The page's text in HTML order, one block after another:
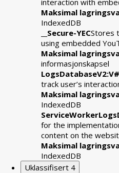
Maksimal
IndexedDB
__Secure-YECStores
using embedded
Maksimal
informasjonskapsel
track user’s
Maksimal
IndexedDB
for the
content on the
Maksimal
IndexedDB
Uklassifisert 4